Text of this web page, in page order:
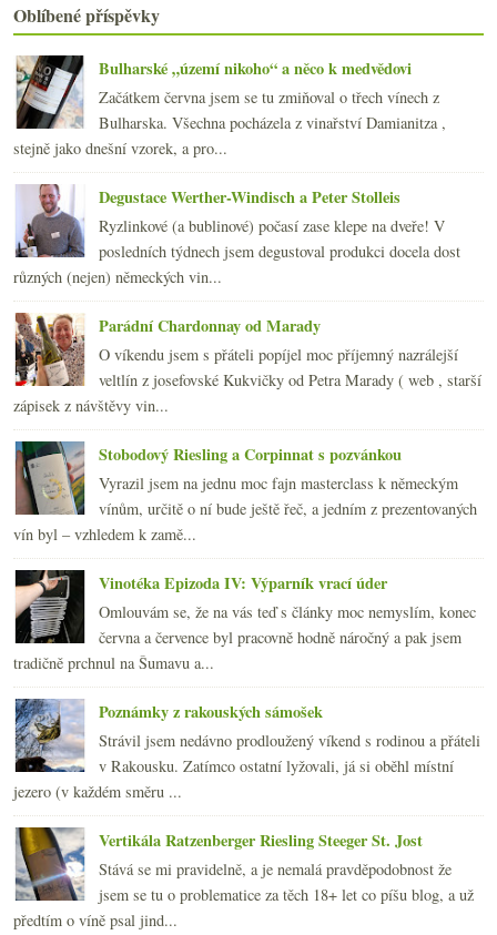
Povedené, tvrdé, dobré, poněkud nudné…
Bossové obchodu s vínem – The Firm
Stěhování s Barberou
Česká vína ve Slaném a bingo z vad
Ano, šéfe! Mrknu se i příště
Výsledky ankety „Krize? Měníte vinné návyky?“
Kamínky příjemné jižní Francie
3 odrůdy x 3 země původu ve slepé ochutnávce
Ryzlink a ryzlinkoveltlín
„To“ víno ve zkoušce deseti lety
►února(20)
►ledna(20)
►2008(270)
►2007(108)
Oblíbené příspěvky
Bulharské „území nikoho“ a něco k medvědovi
Začátkem června jsem se tu zmiňoval o třech vínech z
Bulharska. Všechna pocházela z vinařství Damianitza ,
stejně jako dnešní vzorek, a pro...
Degustace Werther-Windisch a Peter Stolleis
Ryzlinkové (a bublinové) počasí zase klepe na dveře! V
posledních týdnech jsem degustoval produkci docela dost
různých (nejen) německých vin...
Parádní Chardonnay od Marady
O víkendu jsem s přáteli popíjel moc příjemný nazrálejší
veltlín z josefovské Kukvičky od Petra Marady ( web , starší
zápisek z návštěvy vin...
Stobodový Riesling a Corpinnat s pozvánkou
Vyrazil jsem na jednu moc fajn masterclass k německým
vínům, určitě o ní bude ještě řeč, a jedním z prezentovaných
vín byl – vzhledem k zamě...
Vinotéka Epizoda IV: Výparník vrací úder
Omlouvám se, že na vás teď s články moc nemyslím, konec
června a července byl pracovně hodně náročný a pak jsem
tradičně prchnul na Šumavu a...
Poznámky z rakouských sámošek
Strávil jsem nedávno prodloužený víkend s rodinou a přáteli
v Rakousku. Zatímco ostatní lyžovali, já si oběhl místní
jezero (v každém směru ...
Vertikála Ratzenberger Riesling Steeger St. Jost
Stává se mi pravidelně, a je nemalá pravděpodobnost že
jsem se tu o problematice za těch 18+ let co píšu blog, a už
předtím o víně psal jind...